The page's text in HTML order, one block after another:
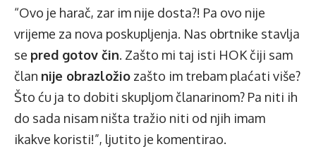
“Ovo je harač, zar im nije dosta?! Pa ovo nije
vrijeme za nova poskupljenja. Nas obrtnike stavlja
se pred gotov čin. Zašto mi taj isti HOK čiji sam
član nije obrazložio zašto im trebam plaćati više?
Što ću ja to dobiti skupljom članarinom? Pa niti ih
do sada nisam ništa tražio niti od njih imam
ikakve koristi!”, ljutito je komentirao.